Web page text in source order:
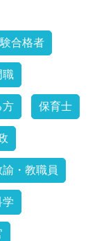
合格者
職
方 保育士
・教職員
学